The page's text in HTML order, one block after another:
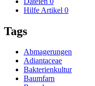
Hilfe Artikel 0
Tags
Abmagerungen
Adiantaceae
Bakterienkultur
Baumfarn